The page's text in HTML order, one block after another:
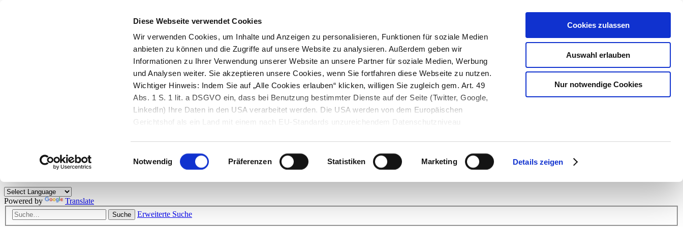
Diese Webseite verwendet Cookies
Wir verwenden Cookies, um Inhalte und Anzeigen zu personalisieren, Funktionen für soziale Medien
anbieten zu können und die Zugriffe auf unsere Website zu analysieren. Außerdem geben wir
Informationen zu Ihrer Verwendung unserer Website an unsere Partner für soziale Medien, Werbung
und Analysen weiter. Sie akzeptieren unsere Cookies, wenn Sie fortfahren diese Webseite zu nutzen.
Wichtiger Hinweis: Indem Sie auf „Alle Cookies erlauben“ klicken, willigen Sie zugleich gem. Art. 49
Abs. 1 S. 1 lit. a DSGVO ein, dass bei Benutzung bestimmter Dienste auf der Seite (Twitter, Google,
LinkedIn) Ihre Daten in den USA verarbeitet werden. Die USA werden von dem Europäischen
Gerichtshof als ein Land mit einem nach EU-Standards unzureichendem Datenschutzniveau
Einwilligungsauswahl
Notwendig Präferenzen Statistiken Marketing Details zeigen
Cookies zulassen
Auswahl erlauben
Nur notwendige Cookies
Herzlich willkommen!
Kunden viele nützliche Hilfestellungen und interessante Tipps und Tricks. Stellen Sie Ihre Fragen und helfen Sie mit Ihrem Wissen anderen weiter.
Powered by Translate
Suche Erweiterte Suche